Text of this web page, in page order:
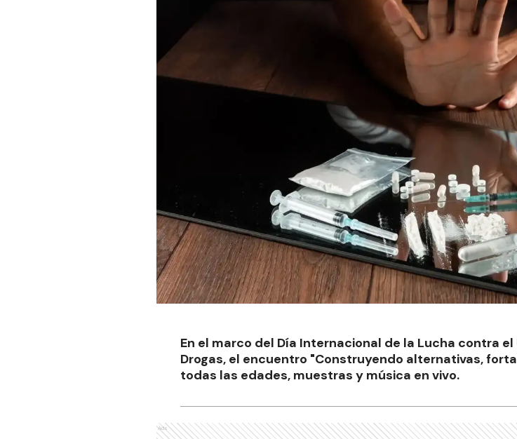
En el marco del Día Internacional de la Lucha contra
Drogas, el encuentro "Construyendo alternativas,
todas las edades, muestras y música en vivo.
Ads